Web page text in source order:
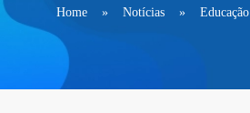
Home » Notícias » Educação